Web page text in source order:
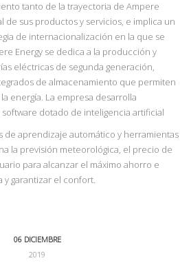
tanto de la trayectoria de Ampere
de sus productos y servicios, e implica un
de internacionalización en la que se
Energy se dedica a la producción y
eléctricas de segunda generación,
de almacenamiento que permiten
energía. La empresa desarrolla
dotado de inteligencia artificial
de aprendizaje automático y herramientas
la previsión meteorológica, el precio de
para alcanzar el máximo ahorro e
garantizar el confort.
06 DICIEMBRE
2019